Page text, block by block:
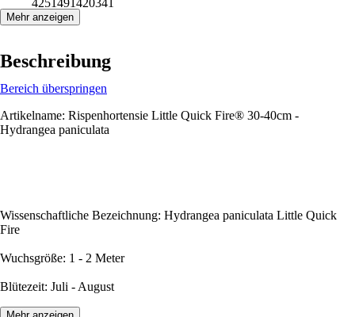
Mehr anzeigen
Beschreibung
Bereich überspringen
Artikelname: Rispenhortensie Little Quick Fire® 30-40cm -
Hydrangea paniculata
Wissenschaftliche Bezeichnung: Hydrangea paniculata Little Quick
Fire
Wuchsgröße: 1 - 2 Meter
Blütezeit: Juli - August